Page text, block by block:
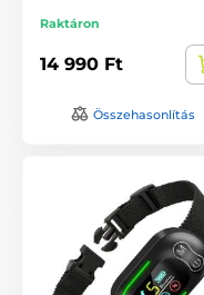
Raktáron
14 990 Ft
Összehasonlítás